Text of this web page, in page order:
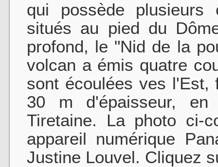
qui possède
situés au pied du
profond, le "Nid de la
volcan a émis quatre
sont écoulées ves l'Est,
30 m d'épaisseur,
Tiretaine. La photo ci-
appareil numérique
Justine Louvel. Cliquez